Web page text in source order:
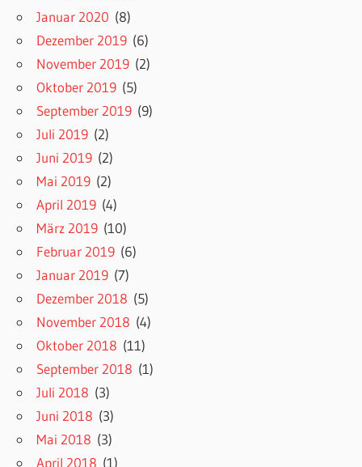
Januar 2020 (8)
Dezember 2019 (6)
November 2019 (2)
Oktober 2019 (5)
September 2019 (9)
Juli 2019 (2)
Juni 2019 (2)
Mai 2019 (2)
April 2019 (4)
März 2019 (10)
Februar 2019 (6)
Januar 2019 (7)
Dezember 2018 (5)
November 2018 (4)
Oktober 2018 (11)
September 2018 (1)
Juli 2018 (3)
Juni 2018 (3)
Mai 2018 (3)
April 2018 (1)